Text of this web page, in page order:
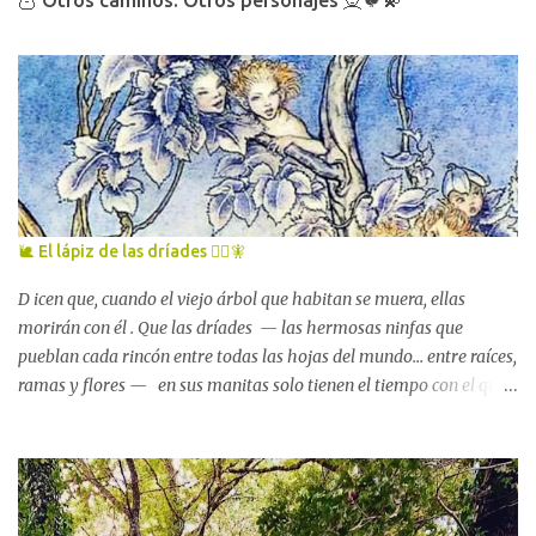
🐌 El lápiz de las dríades 🧚‍♀️🧚
D icen que, cuando el viejo árbol que habitan se muera, ellas
morirán con él . Que las dríades — las hermosas ninfas que
pueblan cada rincón entre todas las hojas del mundo... entre raíces,
ramas y flores — en sus manitas solo tienen el tiempo con el que
en las que la vida se afana por renacer con tanta fuerza que es
imposible que, sobre la tierra, haya alguna criatura — por
anciana o niña que sea — que no perciba esa lucha, que no se